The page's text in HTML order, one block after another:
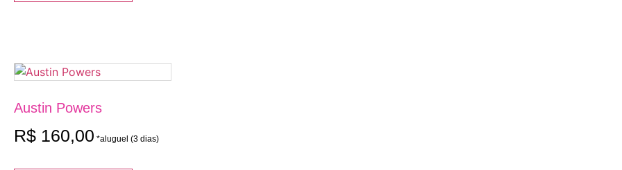
Austin Powers
R$ 160,00